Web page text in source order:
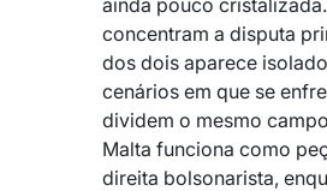
concentram a disputa
dos dois aparece
cenários em que se
dividem o mesmo
Malta funciona como
direita bolsonarista,